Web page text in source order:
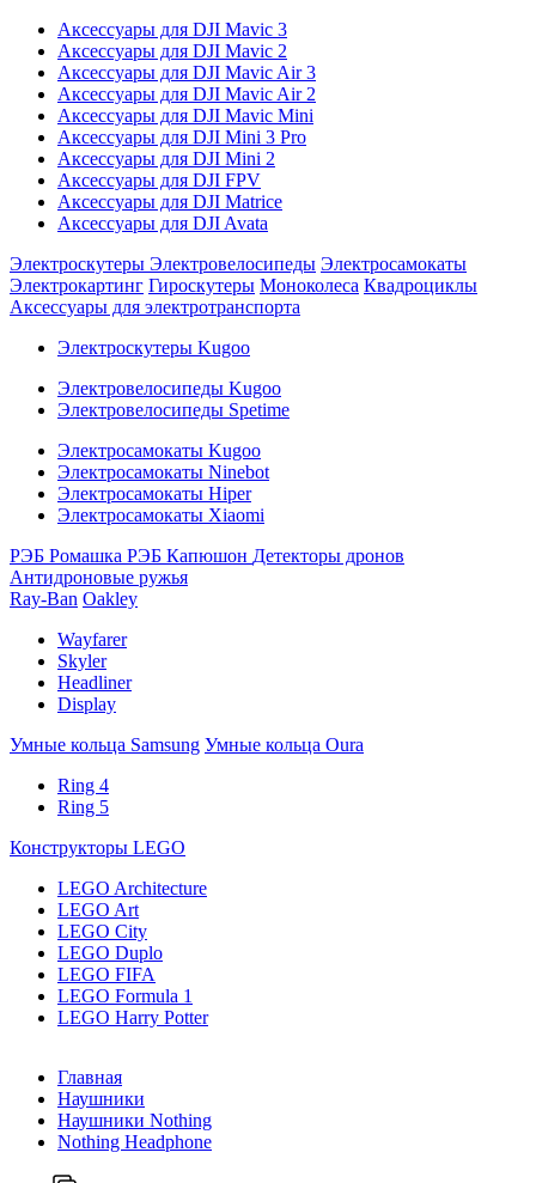
Аксессуары для DJI Mavic 3
Аксессуары для DJI Mavic 2
Аксессуары для DJI Mavic Air 3
Аксессуары для DJI Mavic Air 2
Аксессуары для DJI Mavic Mini
Аксессуары для DJI Mini 3 Pro
Аксессуары для DJI Mini 2
Аксессуары для DJI FPV
Аксессуары для DJI Matrice
Аксессуары для DJI Avata
Электроскутеры Электровелосипеды Электросамокаты
Электрокартинг Гироскутеры Моноколеса Квадроциклы
Аксессуары для электротранспорта
Электроскутеры Kugoo
Электровелосипеды Kugoo
Электровелосипеды Spetime
Электросамокаты Kugoo
Электросамокаты Ninebot
Электросамокаты Hiper
Электросамокаты Xiaomi
РЭБ Ромашка РЭБ Капюшон Детекторы дронов
Антидроновые ружья
Ray-Ban Oakley
Wayfarer
Skyler
Headliner
Display
Умные кольца Samsung Умные кольца Oura
Ring 4
Ring 5
Конструкторы LEGO
LEGO Architecture
LEGO Art
LEGO City
LEGO Duplo
LEGO FIFA
LEGO Formula 1
LEGO Harry Potter
Главная
Наушники
Наушники Nothing
Nothing Headphone